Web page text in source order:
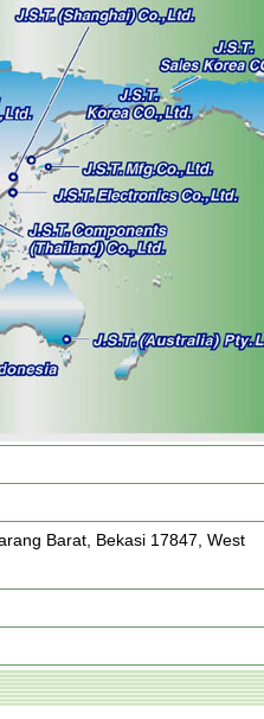
Barat, Bekasi 17847, West